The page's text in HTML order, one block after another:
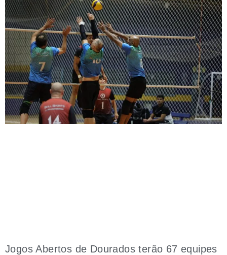
Jogos Abertos de Dourados terão 67 equipes